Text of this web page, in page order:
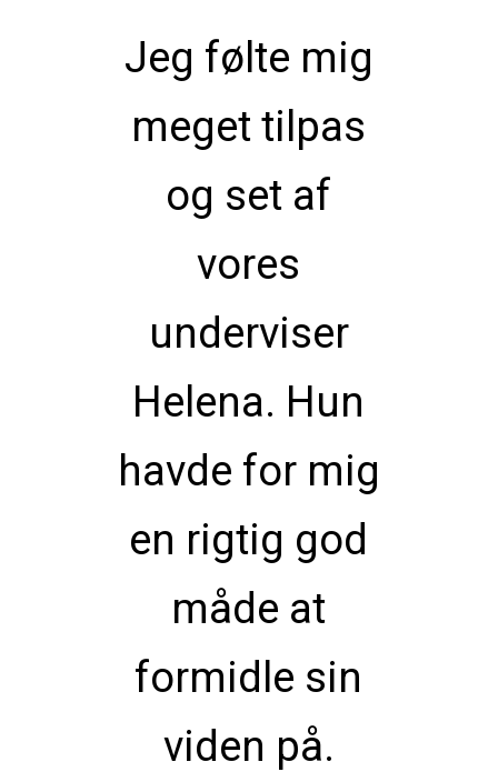
Jeg følte mig
meget tilpas
og set af
vores
underviser
Helena. Hun
havde for mig
en rigtig god
måde at
formidle sin
viden på.